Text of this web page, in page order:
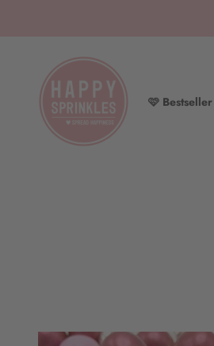
🩷 Bestseller
HAPPY SPRINKLES | D2C